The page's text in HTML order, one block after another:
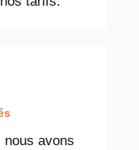
nous avons